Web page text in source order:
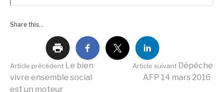
Share this...
Lire
Article précédent Le bien
vivre ensemble social
est un moteur
Article suivant Dépêche
AFP 14 mars 2016